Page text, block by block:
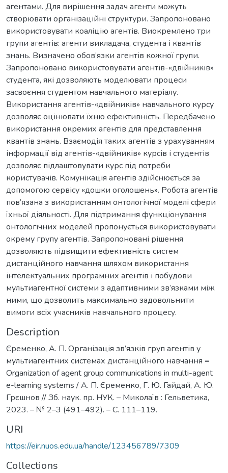
агентами. Для вирішення задач агенти можуть
створювати організаційні структури. Запропоновано
використовувати коаліцію агентів. Виокремлено три
групи агентів: агенти викладача, студента і квантів
знань. Визначено обов’язки агентів кожної групи.
Запропоновано використовувати агентів-«двійників»
студента, які дозволяють моделювати процеси
засвоєння студентом навчального матеріалу.
Використання агентів-«двійників» навчального курсу
дозволяє оцінювати їхню ефективність. Передбачено
використання окремих агентів для представлення
квантів знань. Взаємодія таких агентів з урахуванням
інформації від агентів-«двійників» курсів і студентів
дозволяє підлаштовувати курс під потреби
користувачів. Комунікація агентів здійснюється за
допомогою сервісу «дошки оголошень». Робота агентів
пов’язана з використанням онтологічної моделі сфери
їхньої діяльності. Для підтримання функціонування
онтологічних моделей пропонується використовувати
окрему групу агентів. Запропоновані рішення
дозволяють підвищити ефективність систем
дистанційного навчання шляхом використання
інтелектуальних програмних агентів і побудови
мультиагентної системи з адаптивними зв’язками між
ними, що дозволить максимально задовольнити
вимоги всіх учасників навчального процесу.
Description
Єременко, А. П. Організація зв’язків груп агентів у
мультиагентних системах дистанційного навчання =
Organization of agent group communications in multi-agent
e-learning systems / А. П. Єременко, Г. Ю. Гайдай, А. Ю.
Грєшнов // Зб. наук. пр. НУК. – Миколаїв : Гельветика,
2023. – № 2–3 (491–492). – С. 111–119.
URI
https://eir.nuos.edu.ua/handle/123456789/7309
Collections